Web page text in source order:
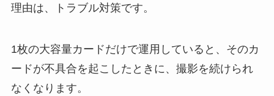
理由は、トラブル対策です。
1枚の大容量カードだけで運用していると、そのカ
ードが不具合を起こしたときに、撮影を続けられ
なくなります。